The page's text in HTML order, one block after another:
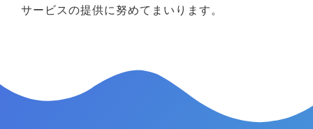
サービスの提供に努めてまいります。